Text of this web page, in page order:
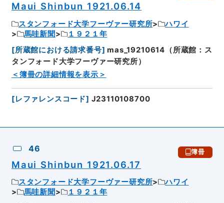
Maui Shinbun 1921.06.14
スタンフォード大学フーヴァー研究所
ハワイ
馬哇新聞
１９２１年
[所蔵館における請求番号] mas_19210614（所蔵館：ス
タンフォード大学フーヴァー研究所）
＜簿冊の詳細情報を表示＞
[レファレンスコード] J23110108700
46 簿冊
Maui Shinbun 1921.06.17
スタンフォード大学フーヴァー研究所
ハワイ
馬哇新聞
１９２１年